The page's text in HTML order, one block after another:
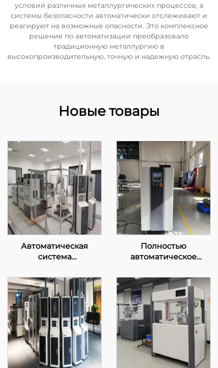
условий различных металлургических процессов, а
системы безопасности автоматически отслеживают и
реагируют на возможные опасности. Это комплексное
решение по автоматизации преобразовало
традиционную металлургию в
высокопроизводительную, точную и надежную отрасль.
Новые товары
Автоматическая
система
анализа перед печью
Полностью
автоматическое
подготовки газовых
образцов